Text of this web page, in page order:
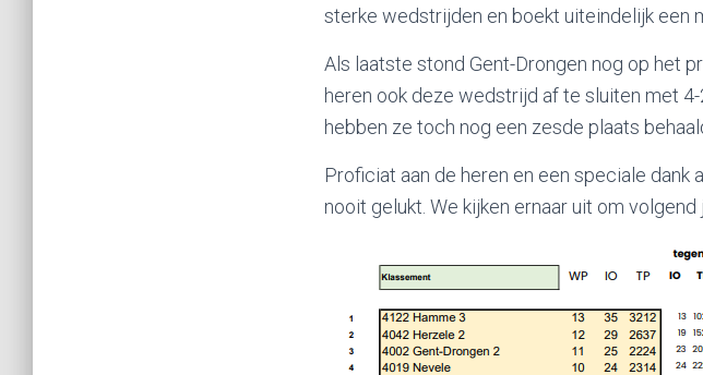
sterke wedstrijden en boekt uiteindelijk een
Als laatste stond Gent-Drongen nog op het
heren ook deze wedstrijd af te sluiten met
hebben ze toch nog een zesde plaats
Proficiat aan de heren en een speciale
nooit gelukt. We kijken ernaar uit om